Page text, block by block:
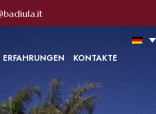
in Übereinstimmung mit unseren Cookie-Richtlinien zu
ERFAHRUNGEN KONTAKTE